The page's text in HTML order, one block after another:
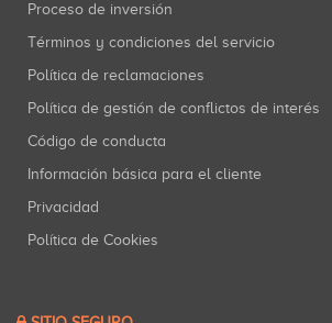
Proceso de inversión
Términos y condiciones del servicio
Política de reclamaciones
Política de gestión de conflictos de interés
Código de conducta
Información básica para el cliente
Privacidad
Política de Cookies